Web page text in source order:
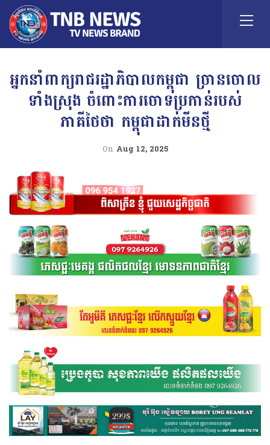
អ្នកនាំពាក្យរាជរដ្ឋាភិបាលកម្ពុជា ច្រានចោល
ទាំងស្រុង ចំពោះការចោទប្រកាន់របស់
ភាគីថៃថា កម្ពុជាដាក់មីនថ្មី
On Aug 12, 2025